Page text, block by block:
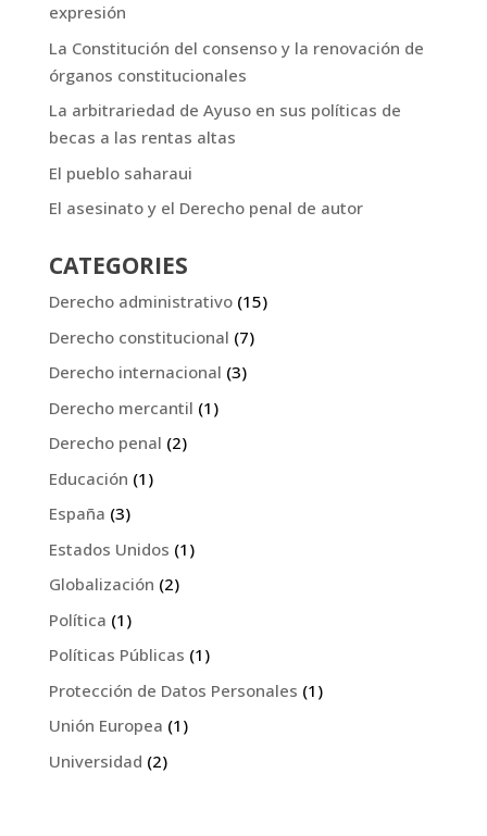
expresión
La Constitución del consenso y la renovación de
órganos constitucionales
La arbitrariedad de Ayuso en sus políticas de
becas a las rentas altas
El pueblo saharaui
El asesinato y el Derecho penal de autor
CATEGORIES
Derecho administrativo(15)
Derecho constitucional (7)
Derecho internacional (3)
Derecho mercantil (1)
Derecho penal (2)
Educación (1)
España (3)
Estados Unidos (1)
Globalización (2)
Política (1)
Políticas Públicas (1)
Protección de Datos Personales (1)
Unión Europea (1)
Universidad (2)